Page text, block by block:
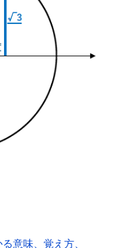
意味、覚え方、